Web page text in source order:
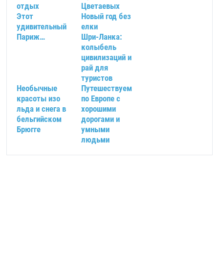
отдых
Цветаевых
Этот
удивительный
Париж…
Новый год без
елки
Шри-Ланка:
колыбель
цивилизаций и
рай для
туристов
Необычные
красоты изо
льда и снега в
бельгийском
Брюгге
Путешествуем
по Европе с
хорошими
дорогами и
умными
людьми